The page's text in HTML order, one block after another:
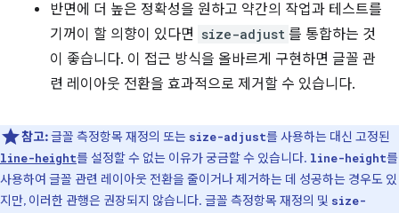
반면에 더 높은 정확성을 원하고 약간의 작업과 테스트를
기꺼이 할 의향이 있다면 size-adjust 를 통합하는 것
이 좋습니다. 이 접근 방식을 올바르게 구현하면 글꼴 관
련 레이아웃 전환을 효과적으로 제거할 수 있습니다.
참고:글꼴 측정항목 재정의 또는 size-adjust를 사용하는 대신 고정된
line-height를 설정할 수 없는 이유가 궁금할 수 있습니다. line-height를
사용하여 글꼴 관련 레이아웃 전환을 줄이거나 제거하는 데 성공하는 경우도 있
지만, 이러한 관행은 권장되지 않습니다. 글꼴 측정항목 재정의 및 size-